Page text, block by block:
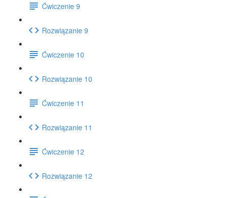
Ćwiczenie 9
Rozwiązanie 9
Ćwiczenie 10
Rozwiązanie 10
Ćwiczenie 11
Rozwiązanie 11
Ćwiczenie 12
Rozwiązanie 12